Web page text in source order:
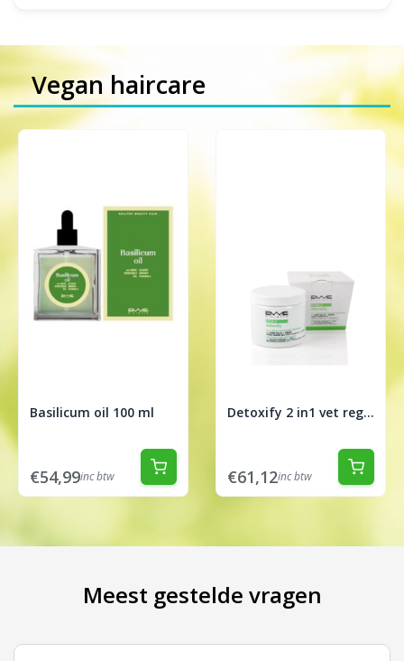
Vegan haircare
Basilicum oil 100 ml
€54,99inc btw
Detoxify 2 in1 vet regulerende treatment 200ml
€61,12inc btw
Meest gestelde vragen